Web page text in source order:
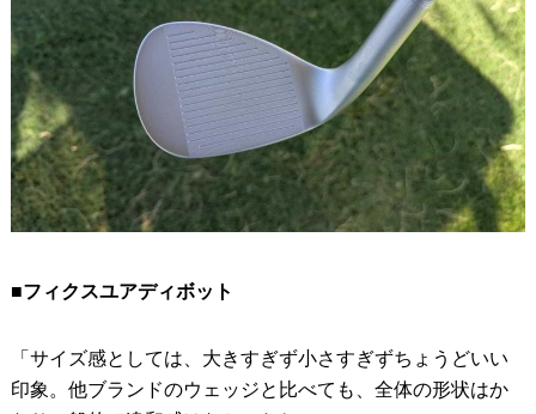
■フィクスユアディボット
「サイズ感としては、大きすぎず小さすぎずちょうどいい
印象。他ブランドのウェッジと比べても、全体の形状はか